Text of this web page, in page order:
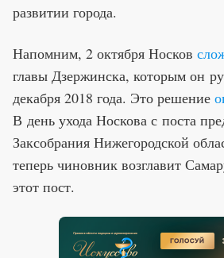
развитии города.
Напомним, 2 октября Носков
главы Дзержинска, которым он
декабря 2018 года. Это решение
В день ухода Носкова с поста
Заксобрания Нижегородской
теперь чиновник возглавит
этот пост.